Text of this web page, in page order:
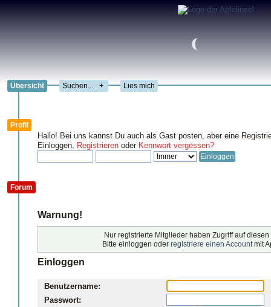
Übersicht + Lies mich
Profil
Hallo! Bei uns kannst Du auch als Gast posten, aber eine
Einloggen, Registrieren oder Kennwort vergessen?
Forum
Warnung!
Nur registrierte Mitglieder haben Zugriff auf diesen
Bitte einloggen oder registriere einen Account mit
Einloggen
Benutzername:
Passwort: